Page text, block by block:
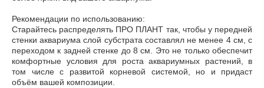
Рекомендации по использованию:
Старайтесь распределять ПРО ПЛАНТ так, чтобы у передней
стенки аквариума слой субстрата составлял не менее 4 см, с
переходом к задней стенке до 8 см. Это не только обеспечит
комфортные условия для роста аквариумных растений, в
том числе с развитой корневой системой, но и придаст
объём вашей композиции.